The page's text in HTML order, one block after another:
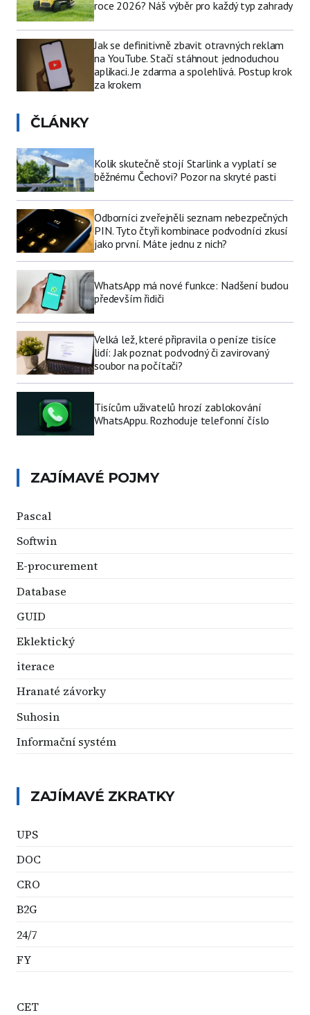
roce 2026? Náš výběr pro každý typ zahrady
Jak se definitivně zbavit otravných reklam
na YouTube. Stačí stáhnout jednoduchou
aplikaci. Je zdarma a spolehlivá. Postup krok
za krokem
ČLÁNKY
Kolik skutečně stojí Starlink a vyplatí se
běžnému Čechovi? Pozor na skryté pasti
Odborníci zveřejněli seznam nebezpečných
PIN. Tyto čtyři kombinace podvodníci zkusí
jako první. Máte jednu z nich?
WhatsApp má nové funkce: Nadšení budou
především řidiči
Velká lež, které připravila o peníze tisíce
lidí: Jak poznat podvodný či zavirovaný
soubor na počítači?
Tisícům uživatelů hrozí zablokování
WhatsAppu. Rozhoduje telefonní číslo
ZAJÍMAVÉ POJMY
Pascal
Softwin
E-procurement
Database
GUID
Eklektický
iterace
Hranaté závorky
Suhosin
Informační systém
ZAJÍMAVÉ ZKRATKY
UPS
DOC
CRO
B2G
24/7
FY
CET